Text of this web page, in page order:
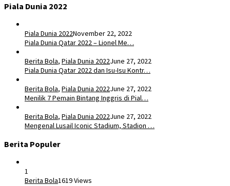
Piala Dunia 2022
Piala Dunia 2022November 22, 2022
Piala Dunia Qatar 2022 – Lionel Me…
Berita Bola, Piala Dunia 2022June 27, 2022
Piala Dunia Qatar 2022 dan Isu-Isu Kontr…
Berita Bola, Piala Dunia 2022June 27, 2022
Menilik 7 Pemain Bintang Inggris di Pial…
Berita Bola, Piala Dunia 2022June 27, 2022
Mengenal Lusail Iconic Stadium, Stadion …
Berita Populer
1
Berita Bola1619 Views